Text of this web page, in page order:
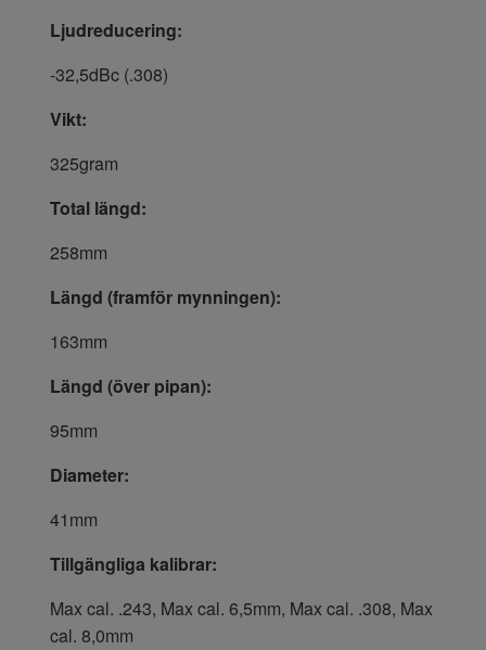
Ljudreducering:
-32,5dBc (.308)
Vikt:
325gram
Total längd:
258mm
Längd (framför mynningen):
163mm
Längd (över pipan):
95mm
Diameter:
41mm
Tillgängliga kalibrar:
Max cal. .243, Max cal. 6,5mm, Max cal. .308, Max
cal. 8,0mm